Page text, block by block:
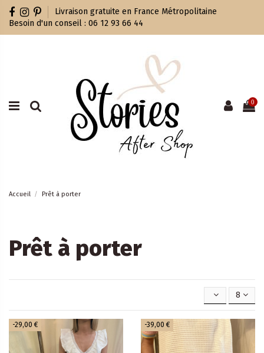
Livraison gratuite en France Métropolitaine
Besoin d'un conseil : 06 12 93 66 44
0
Accueil Prêt à porter
Prêt à porter
8
-29,00 € -39,00 €